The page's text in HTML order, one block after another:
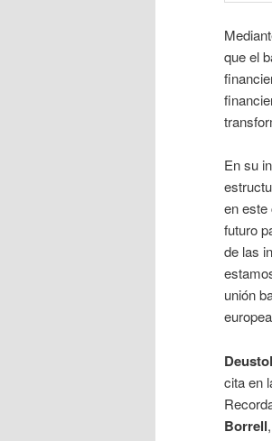
que el
En su
en este
futuro
de las
unión
cita en
Borrell